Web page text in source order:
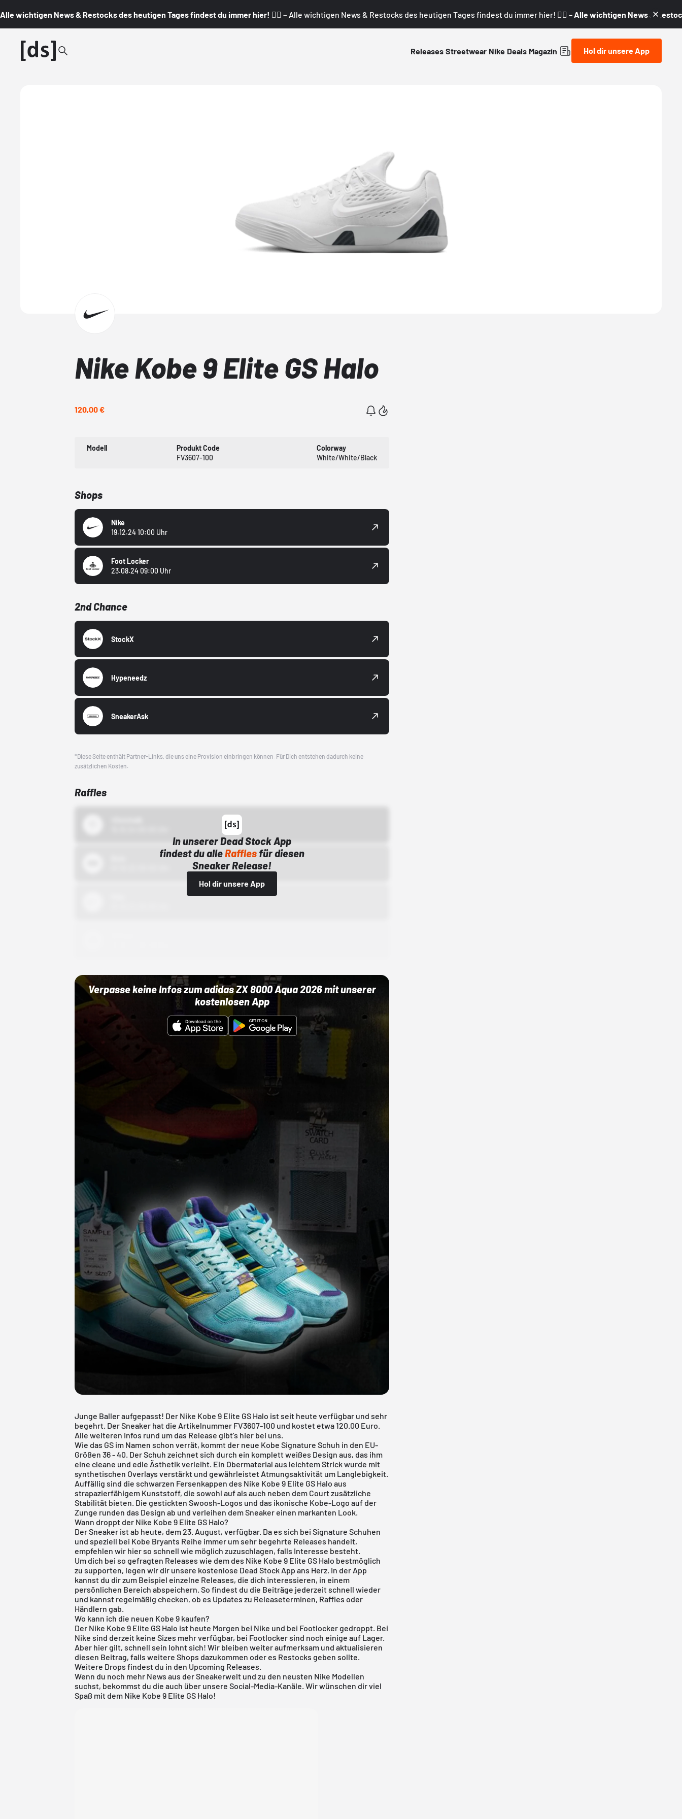
Alle wichtigen News & Restocks des heutigen Tages findest du immer hier! 👇🏼 – Alle wichtigen News & Restocks des heutigen Tages findest du immer hier! 👇🏼 – Alle wichtigen News &
Releases Streetwear Nike Deals Magazin Hol dir unsere App
Nike Kobe 9 Elite GS Halo
120,00 €
Modell
Produkt Code
FV3607-100
Colorway
White/White/Black
Shops
Nike
19.12.24 10:00 Uhr
Foot Locker
23.08.24 09:00 Uhr
2nd Chance
StockX
Hypeneedz
SneakerAsk
*Diese Seite enthält Partner-Links, die uns eine Provision einbringen können. Für Dich entstehen dadurch keine
zusätzlichen Kosten.
Raffles
In unserer Dead Stock App
findest du alleRaffles für diesen
Sneaker Release!
Hol dir unsere App
Verpasse keine Infos zum adidas ZX 8000 Aqua 2026 mit unserer
kostenlosen App
Junge Baller aufgepasst! Der Nike Kobe 9 Elite GS Halo ist seit heute verfügbar und sehr
begehrt. Der Sneaker hat die Artikelnummer FV3607-100 und kostet etwa 120.00 Euro.
Alle weiteren Infos rund um das Release gibt's hier bei uns.
Wie das GS im Namen schon verrät, kommt der neue Kobe Signature Schuh in den EU-
Größen 36 - 40. Der Schuh zeichnet sich durch ein komplett weißes Design aus, das ihm
eine cleane und edle Ästhetik verleiht. Ein Obermaterial aus leichtem Strick wurde mit
synthetischen Overlays verstärkt und gewährleistet Atmungsaktivität um Langlebigkeit.
Auffällig sind die schwarzen Fersenkappen des Nike Kobe 9 Elite GS Halo aus
strapazierfähigem Kunststoff, die sowohl auf als auch neben dem Court zusätzliche
Stabilität bieten. Die gestickten Swoosh-Logos und das ikonische Kobe-Logo auf der
Zunge runden das Design ab und verleihen dem Sneaker einen markanten Look.
Wann droppt der Nike Kobe 9 Elite GS Halo?
Der Sneaker ist ab heute, dem 23. August, verfügbar. Da es sich bei Signature Schuhen
und speziell bei Kobe Bryants Reihe immer um sehr begehrte Releases handelt,
empfehlen wir hier so schnell wie möglich zuzuschlagen, falls Interesse besteht.
Um dich bei so gefragten Releases wie dem des Nike Kobe 9 Elite GS Halo bestmöglich
zu supporten, legen wir dir unsere kostenlose Dead Stock App ans Herz. In der App
kannst du dir zum Beispiel einzelne Releases, die dich interessieren, in einem
persönlichen Bereich abspeichern. So findest du die Beiträge jederzeit schnell wieder
und kannst regelmäßig checken, ob es Updates zu Releaseterminen, Raffles oder
Händlern gab.
Wo kann ich die neuen Kobe 9 kaufen?
Der Nike Kobe 9 Elite GS Halo ist heute Morgen bei Nike und bei Footlocker gedroppt. Bei
Nike sind derzeit keine Sizes mehr verfügbar, bei Footlocker sind noch einige auf Lager.
Aber hier gilt, schnell sein lohnt sich! Wir bleiben weiter aufmerksam und aktualisieren
diesen Beitrag, falls weitere Shops dazukommen oder es Restocks geben sollte.
Weitere Drops findest du in den Upcoming Releases
Wenn du noch mehr News aus der Sneakerwelt und zu den neusten Nike Modellen
suchst, bekommst du die auch über unsere Social-Media-Kanäle. Wir wünschen dir viel
Spaß mit dem Nike Kobe 9 Elite GS Halo!